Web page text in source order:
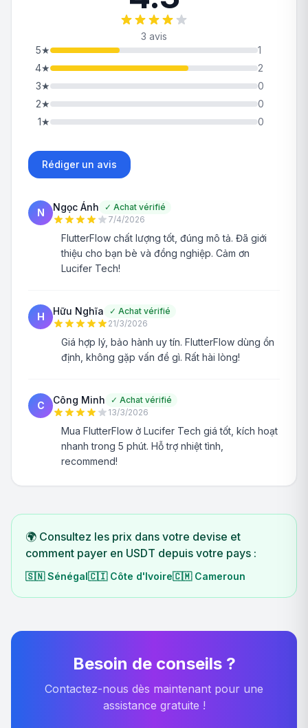
3 avis
5★
1
4★
2
3★
0
2★
0
1★ 0
Rédiger un avis
N Ngọc Ánh ✓ Achat vérifié
7/4/2026
FlutterFlow chất lượng tốt, đúng mô tả. Đã giới
thiệu cho bạn bè và đồng nghiệp. Cảm ơn
Lucifer Tech!
H Hữu Nghĩa ✓ Achat vérifié
21/3/2026
Giá hợp lý, bảo hành uy tín. FlutterFlow dùng ổn
định, không gặp vấn đề gì. Rất hài lòng!
C Công Minh ✓ Achat vérifié
13/3/2026
Mua FlutterFlow ở Lucifer Tech giá tốt, kích hoạt
nhanh trong 5 phút. Hỗ trợ nhiệt tình,
recommend!
🌍 Consultez les prix dans votre devise et
comment payer en USDT depuis votre pays :
🇸🇳 Sénégal🇨🇮 Côte d'Ivoire🇨🇲 Cameroun
Besoin de conseils ?
Contactez-nous dès maintenant pour une
assistance gratuite !